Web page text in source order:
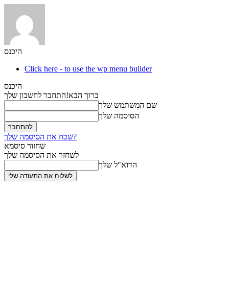
היכנס
Click here - to use the wp menu builder
היכנס
ברוך הבא!התחבר לחשבון שלך
שם המשתמש שלך
הסיסמה שלך
שכח את הסיסמה שלך?
שחזור סיסמא
לשחזר את הסיסמה שלך
הדוא"ל שלך